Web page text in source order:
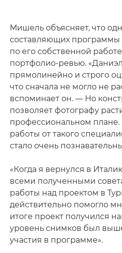
Мишель объясняет, что
составляющих программы
по его собственной
портфолио-ревью.
прямолинейно и строго
что сначала не могло не
вспоминает он. — Но
позволяет фотографу
профессиональном плане.
работы от такого
стало очень
«Когда я вернулся в
всеми полученными
работы над проектом в
действительно помогло
итоге проект получился
уровень снимков был
участия в программе».